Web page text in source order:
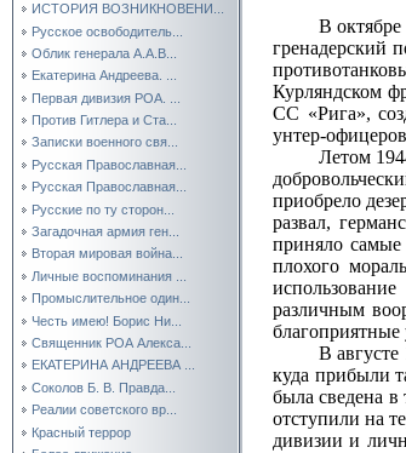
ИСТОРИЯ ВОЗНИКНОВЕНИ...
Русское освободитель...
Облик генерала А.А.В...
Екатерина Андреева. ...
Первая дивизия РОА. ...
Против Гитлера и Ста...
Записки военного свя...
Русская Православная...
Русская Православная...
Русские по ту сторон...
Загадочная армия ген...
Вторая мировая война...
Личные воспоминания ...
Промыслительное один...
Честь имею! Борис Ни...
Священник РОА Алекса...
ЕКАТЕРИНА АНДРЕЕВА ...
Соколов Б. В. Правда...
Реалии советского вр...
Красный террор
В
гренадерский
Курляндском
СС «Рига»,
Летом
приобрело
развал,
приняло
плохого
различным
благоприятные
В
куда прибыли
была сведена
отступили на
дивизии и